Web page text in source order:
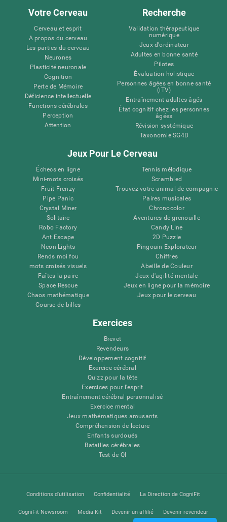
Votre Cerveau
Cerveau et esprit
A propos du cerveau
Les parties du cerveau
Neurones
Plasticité neuronale
Cognition
Perte de Mémoire
Déficience intellectuelle
Functions cérébrales
Perception
Attention
Recherche
Validation thérapeutique
numérique
Jeux d'ordinateur
Adultes en bonne santé
Pilotes
Évaluation holistique
Personnes âgées en bonne santé
(iTV)
Entraînement adultes âgés
État cognitif chez les personnes
âgées
Révision systémique
Taxonomie SG4D
Jeux Pour Le Cerveau
Échecs en ligne
Mini-mots croisés
Fruit Frenzy
Pipe Panic
Crystal Miner
Solitaire
Robo Factory
Ant Escape
Neon Lights
Rends moi fou
mots croisés visuels
Faîtes la paire
Space Rescue
Chaos mathématique
Course de billes
Tennis mélodique
Scrambled
Trouvez votre animal de compagnie
Paires musicales
Chronocolor
Aventures de grenouille
Candy Line
2D Puzzle
Pingouin Explorateur
Chiffres
Abeille de Couleur
Jeux d'agilité mentale
Jeux en ligne pour la mémoire
Jeux pour le cerveau
Exercices
Brevet
Revendeurs
Développement cognitif
Exercice cérébral
Quizz pour la tête
Exercices pour l'esprit
Entraînement cérébral personnalisé
Exercice mental
Jeux mathématiques amusants
Compréhension de lecture
Enfants surdoués
Batailles cérébrales
Test de QI
Conditions d'utilisation Confidentialité La Direction de CogniFit
CogniFit Newsroom Media Kit Devenir un affilié Devenir revendeur